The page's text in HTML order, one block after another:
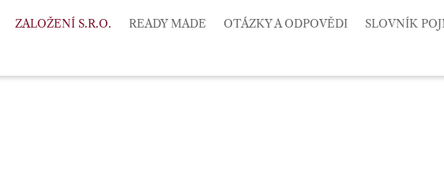
ZALOŽENÍ S.R.O. READY MADE OTÁZKY A ODPOVĚDI SLOVNÍK